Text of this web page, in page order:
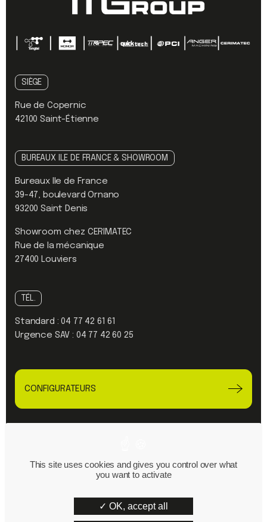
SIÈGE
Rue de Copernic
42100 Saint-Étienne
BUREAUX ILE DE FRANCE & SHOWROOM
Bureaux Ile de France
39-47, boulevard Ornano
93200 Saint Denis
Showroom chez CERIMATEC
Rue de la mécanique
27400 Louviers
TÉL.
Standard : 04 77 42 61 61
Urgence SAV : 04 77 42 60 25
CONFIGURATEURS
Mentions Légales
Politique de confidentialité
This site uses cookies and gives you control over what
you want to activate
OK, accept all